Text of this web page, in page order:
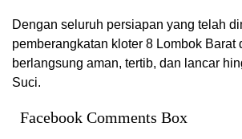
Dengan seluruh persiapan yang telah
pemberangkatan kloter 8 Lombok Barat
berlangsung aman, tertib, dan lancar
Suci.
Facebook Comments Box